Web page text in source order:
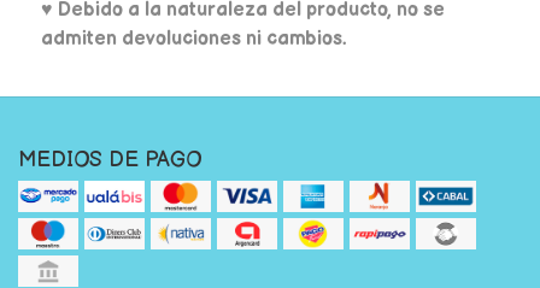
♥ Debido a la naturaleza del producto, no se
admiten devoluciones ni cambios.
MEDIOS DE PAGO